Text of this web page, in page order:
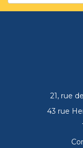
21, rue
43 rue